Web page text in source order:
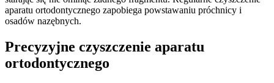
aparatu ortodontycznego zapobiega powstawaniu próchnicy i
osadów nazębnych.
Precyzyjne czyszczenie aparatu
ortodontycznego